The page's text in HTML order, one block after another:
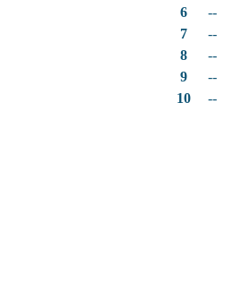
6
--
7
--
8
--
9
--
10
--